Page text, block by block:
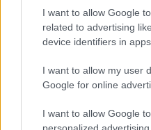
I want to allow Google
related to advertising
device identifiers in apps.
I want to allow my user
Google for online
I want to allow Google
personalized advertising.